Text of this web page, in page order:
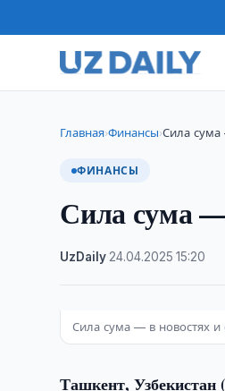
Главная›Финансы›Сила сума
ФИНАНСЫ
Сила сума —
UzDaily 24.04.2025 ·15:20
Сила сума — в новостях и
Ташкент,